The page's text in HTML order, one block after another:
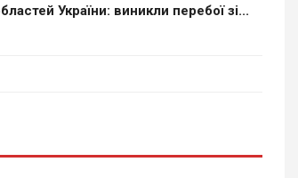
України: виникли перебої зі...